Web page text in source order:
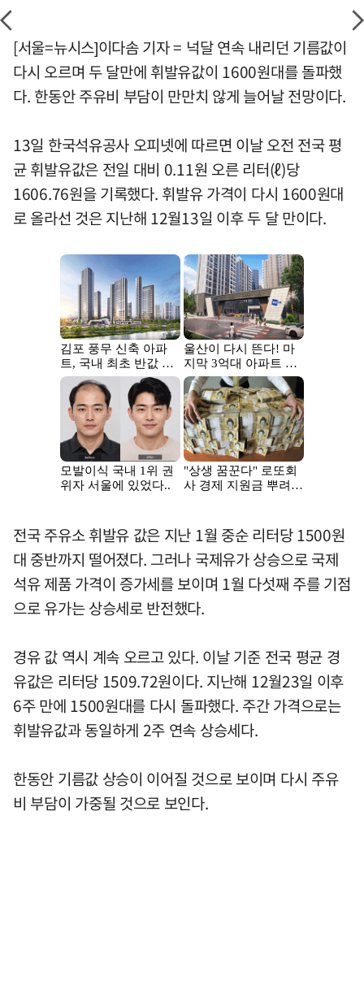
[서울=뉴시스]이다솜 기자 = 넉달 연속 내리던 기름값이
다시 오르며 두 달만에 휘발유값이 1600원대를 돌파했
다. 한동안 주유비 부담이 만만치 않게 늘어날 전망이다.
13일 한국석유공사 오피넷에 따르면 이날 오전 전국 평
균 휘발유값은 전일 대비 0.11원 오른 리터(ℓ)당
1606.76원을 기록했다. 휘발유 가격이 다시 1600원대
로 올라선 것은 지난해 12월13일 이후 두 달 만이다.
전국 주유소 휘발유 값은 지난 1월 중순 리터당 1500원
대 중반까지 떨어졌다. 그러나 국제유가 상승으로 국제
석유 제품 가격이 증가세를 보이며 1월 다섯째 주를 기점
으로 유가는 상승세로 반전했다.
경유 값 역시 계속 오르고 있다. 이날 기준 전국 평균 경
유값은 리터당 1509.72원이다. 지난해 12월23일 이후
6주 만에 1500원대를 다시 돌파했다. 주간 가격으로는
휘발유값과 동일하게 2주 연속 상승세다.
한동안 기름값 상승이 이어질 것으로 보이며 다시 주유
비 부담이 가중될 것으로 보인다.